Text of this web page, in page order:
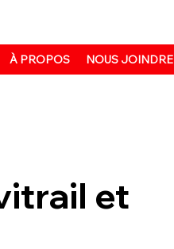
À PROPOS NOUS JOINDRE
et